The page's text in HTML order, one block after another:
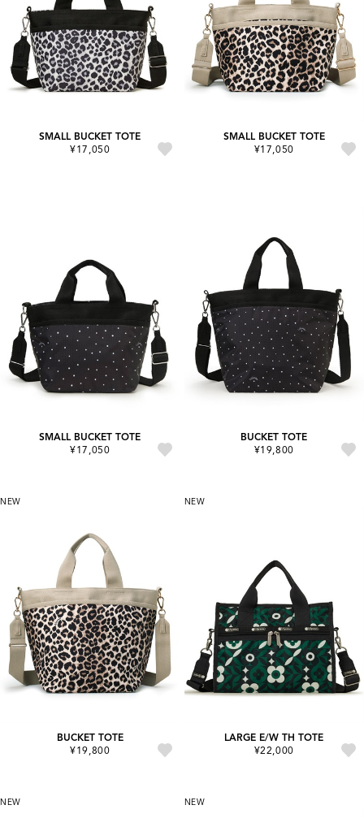
SMALL BUCKET TOTE
¥17,050
SMALL BUCKET TOTE
¥17,050
SMALL BUCKET TOTE
¥17,050
BUCKET TOTE
¥19,800
NEW
BUCKET TOTE
¥19,800
NEW
LARGE E/W TH TOTE
¥22,000
NEW NEW